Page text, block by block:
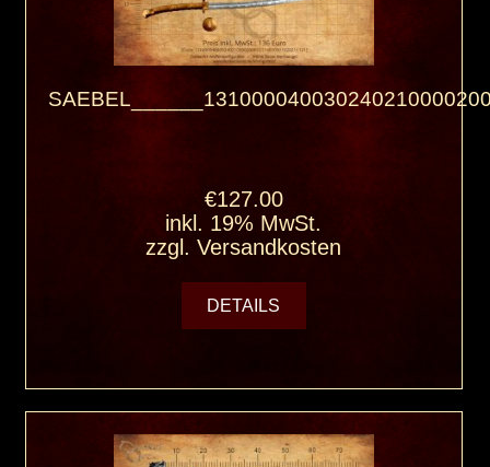
€127.00
inkl. 19% MwSt.
zzgl.Versandkosten
DETAILS